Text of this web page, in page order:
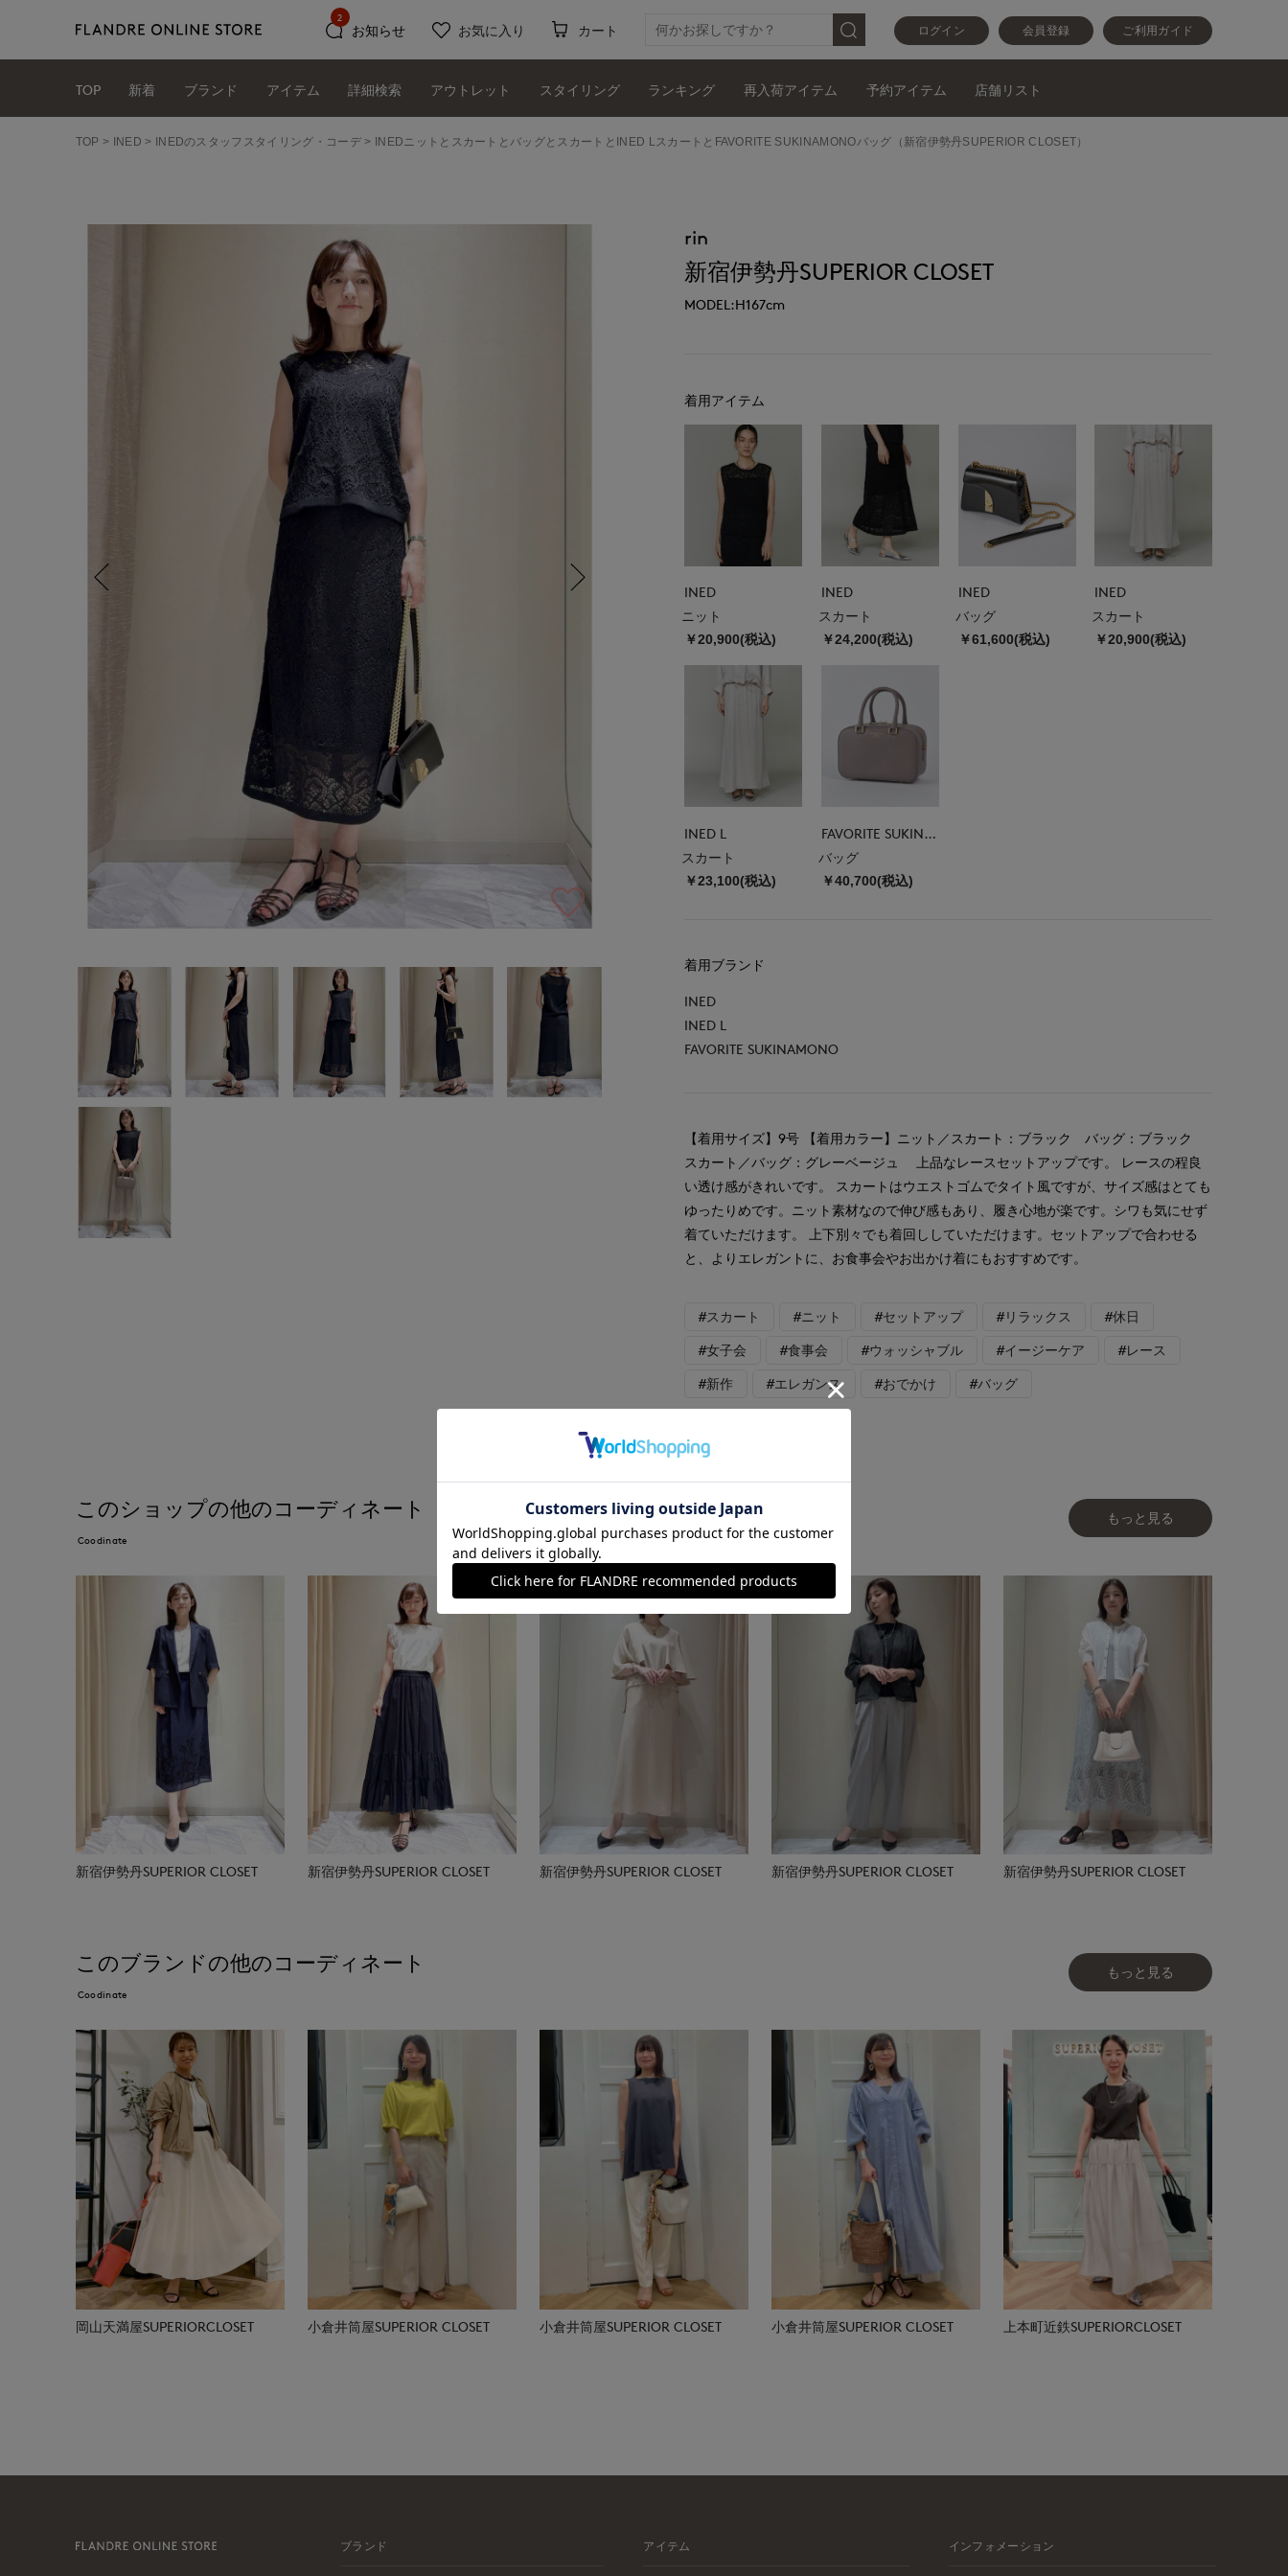
ログイン 会員登録 ご利用ガイド
お知らせ
2
お気に入り カート
TOP 新着 ブランド アイテム 詳細検索 アウトレット スタイリング ランキング 再入荷アイテム 予約アイテム 店舗リスト
TOP INED INEDのスタッフスタイリング・コーデ INEDニットとスカートとバッグとスカートとINED LスカートとFAVORITE SUKINAMONOバッグ（新宿伊勢丹SUPERIOR CLOSET）
rin
新宿伊勢丹SUPERIOR CLOSET
MODEL:H167cm
着用アイテム
INED
ニット
￥20,900(税込)
INED
スカート
￥24,200(税込)
INED
バッグ
￥61,600(税込)
INED
スカート
￥20,900(税込)
INED L
スカート
￥23,100(税込)
FAVORITE SUKINAMONO
バッグ
￥40,700(税込)
着用ブランド
INED
INED L
FAVORITE SUKINAMONO
【着用サイズ】9号 【着用カラー】ニット／スカート：ブラック バッグ：ブラック
スカート／バッグ：グレーベージュ 上品なレースセットアップです。 レースの程良
い透け感がきれいです。 スカートはウエストゴムでタイト風ですが、サイズ感はとても
ゆったりめです。ニット素材なので伸び感もあり、履き心地が楽です。シワも気にせず
着ていただけます。 上下別々でも着回ししていただけます。セットアップで合わせる
と、よりエレガントに、お食事会やお出かけ着にもおすすめです。
#スカート #ニット #セットアップ #リラックス #休日
#女子会 #食事会 #ウォッシャブル #イージーケア #レース
#新作 #エレガンス #おでかけ #バッグ
このショップの他のコーディネート
Coodinate
もっと見る
新宿伊勢丹SUPERIOR CLOSET 新宿伊勢丹SUPERIOR CLOSET 新宿伊勢丹SUPERIOR CLOSET 新宿伊勢丹SUPERIOR CLOSET 新宿伊勢丹SUPERIOR CLOSET
このブランドの他のコーディネート
Coodinate
もっと見る
岡山天満屋SUPERIORCLOSET 小倉井筒屋SUPERIOR CLOSET 小倉井筒屋SUPERIOR CLOSET 小倉井筒屋SUPERIOR CLOSET 上本町近鉄SUPERIORCLOSET
ブランド アイテム インフォメーション